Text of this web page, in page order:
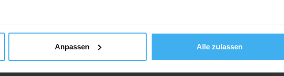
Anpassen Alle zulassen
Copyright © 2023 Recyclingpoint